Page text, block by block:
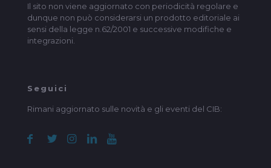
Il sito non viene aggiornato con periodicità regolare e
dunque non può considerarsi un prodotto editoriale ai
sensi della legge n.62/2001 e successive modifiche e
integrazioni.
Seguici
Rimani aggiornato sulle novità e gli eventi del CIB: